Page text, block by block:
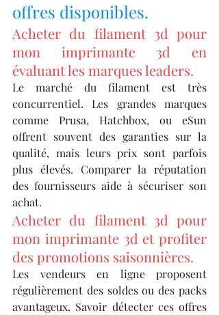
offres disponibles.
Acheter du filament 3d pour
mon imprimante 3d en
évaluant les marques leaders.
Le marché du filament est très
concurrentiel. Les grandes marques
comme Prusa, Hatchbox, ou eSun
offrent souvent des garanties sur la
qualité, mais leurs prix sont parfois
plus élevés. Comparer la réputation
des fournisseurs aide à sécuriser son
achat.
Acheter du filament 3d pour
mon imprimante 3d et profiter
des promotions saisonnières.
Les vendeurs en ligne proposent
régulièrement des soldes ou des packs
avantageux. Savoir détecter ces offres